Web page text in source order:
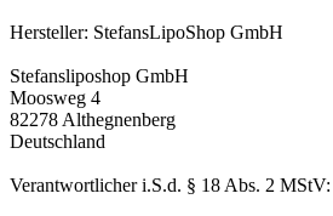
Hersteller: StefansLipoShop GmbH
Stefansliposhop GmbH
Moosweg 4
82278 Althegnenberg
Deutschland
Verantwortlicher i.S.d. § 18 Abs. 2 MStV: